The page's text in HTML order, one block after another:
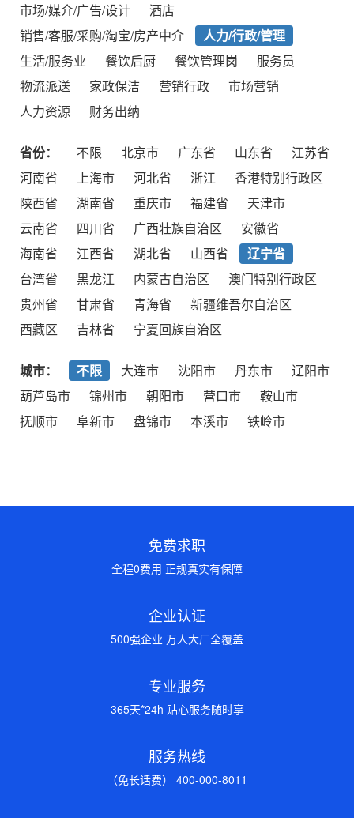
市场/媒介/广告/设计
酒店
销售/客服/采购/淘宝/房产中介
人力/行政/管理
生活/服务业
餐饮后厨 餐饮管理岗
服务员
物流派送
家政保洁 营销行政
市场营销
人力资源
财务出纳
省份： 不限 北京市 广东省 山东省
江苏省
河南省
上海市 河北省 浙江
香港特别行政区
陕西省
湖南省 重庆市 福建省
天津市
云南省
四川省 广西壮族自治区
安徽省
海南省
江西省 湖北省 山西省
辽宁省
台湾省
黑龙江 内蒙古自治区
澳门特别行政区
贵州省
甘肃省 青海省
新疆维吾尔自治区
西藏区
吉林省 宁夏回族自治区
城市： 不限 大连市 沈阳市 丹东市
辽阳市
葫芦岛市
锦州市 朝阳市 营口市
鞍山市
抚顺市
阜新市 盘锦市 本溪市 铁岭市
免费求职
全程0费用 正规真实有保障
企业认证
500强企业 万人大厂全覆盖
专业服务
365天*24h 贴心服务随时享
服务热线
（免长话费） 400-000-8011